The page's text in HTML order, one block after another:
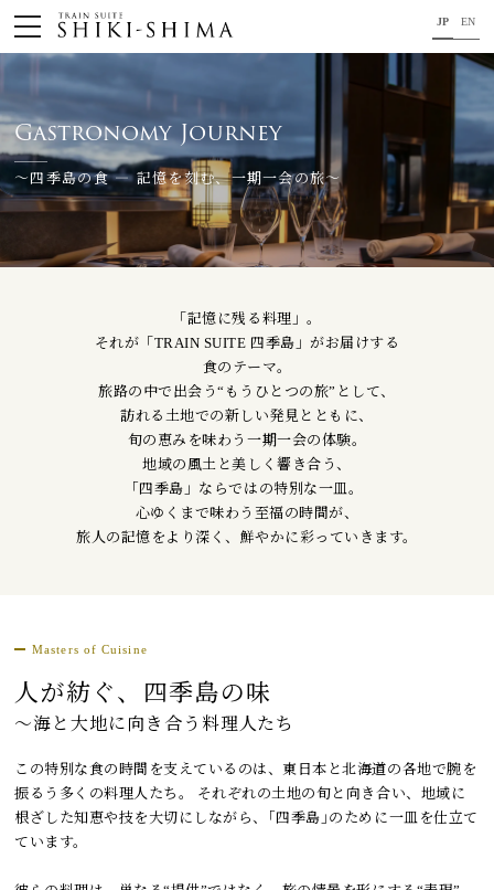
JP EN
HOME
車内のご紹介
旅の行程のご紹介
パンフレット・旅のお申し込み
オリジナル商品のご案内
プロジェクトメンバー
公式ソーシャルメディア｜ Instagram
閉じる
Gastronomy Journey
〜四季島の食 ― 記憶を刻む、一期一会の旅〜
「記憶に残る料理」。
それが「TRAIN SUITE 四季島」がお届けする
食のテーマ。
旅路の中で出会う“もうひとつの旅”として、
訪れる土地での新しい発見とともに、
旬の恵みを味わう一期一会の体験。
地域の風土と美しく響き合う、
｢四季島」ならではの特別な一皿。
心ゆくまで味わう至福の時間が、
旅人の記憶をより深く、鮮やかに彩っていきます。
Masters of Cuisine
人が紡ぐ、四季島の味
〜海と大地に向き合う料理人たち
この特別な食の時間を支えているのは、東日本と北海道の各地で腕を
振るう多くの料理人たち。 それぞれの土地の旬と向き合い、地域に
根ざした知恵や技を大切にしながら、｢四季島｣のために一皿を仕立て
ています。